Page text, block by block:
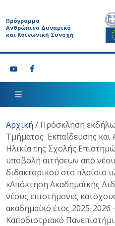
Πρόγραμμα
Ανθρώπινο Δυναμικό
και Κοινωνική Συνοχή
Αρχική / Πρόσκληση
Τμήματος Εκπαίδευσης
Ηλικία της Σχολής
υποβολή αιτήσεων από
διδακτορικού στο πλαίσιο
«Απόκτηση Ακαδημαϊκής
νέους επιστήμονες
ακαδημαϊκό έτος 2025-2026
Καποδιστριακό